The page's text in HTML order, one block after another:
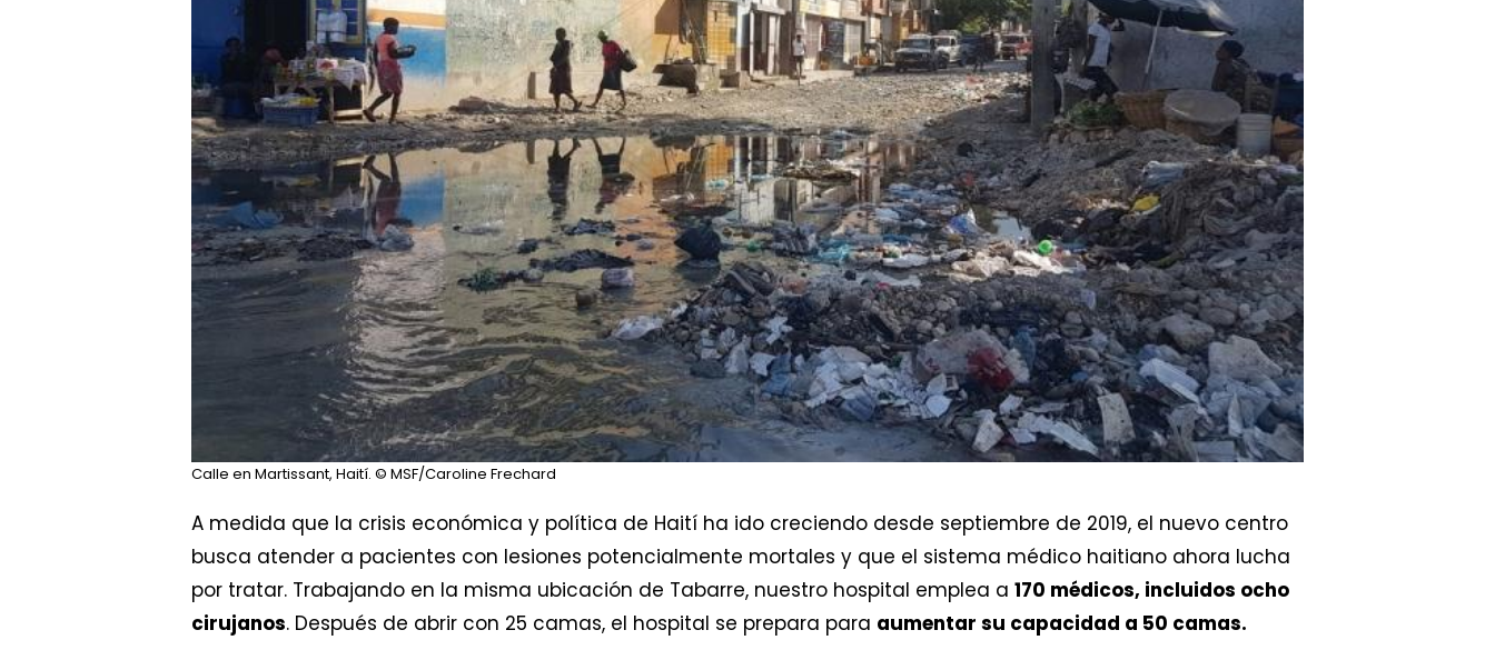
Calle en Martissant, Haití. © MSF/Caroline Frechard
A medida que la crisis económica y política de Haití ha ido creciendo desde septiembre de 2019, el nuevo centro
busca atender a pacientes con lesiones potencialmente mortales y que el sistema médico haitiano ahora lucha
por tratar. Trabajando en la misma ubicación de Tabarre, nuestro hospital emplea a 170 médicos, incluidos ocho
cirujanos. Después de abrir con 25 camas, el hospital se prepara para aumentar su capacidad a 50 camas.